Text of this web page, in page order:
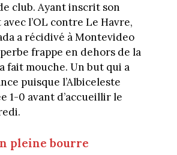
club. Ayant inscrit son
l’OL contre Le Havre,
a récidivé à Montevideo
frappe en dehors de la
fait mouche. Un but qui a
puisque l’Albiceleste
1-0 avant d’accueillir le
pleine bourre